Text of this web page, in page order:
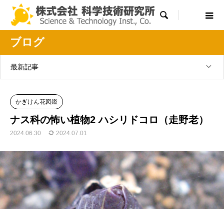

ブログ
最新記事
かぎけん花図鑑
ナス科の怖い植物2 ハシリドコロ（走野老）
2024.06.30 2024.07.01